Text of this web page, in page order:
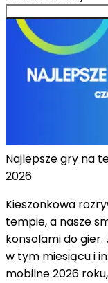
Najlepsze gry na
2026
Kieszonkowa
tempie, a nasze
konsolami do gier.
w tym miesiącu i
mobilne 2026